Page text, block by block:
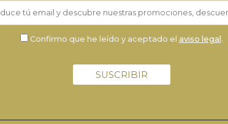
Confirmo que he leído y aceptado el aviso legal.